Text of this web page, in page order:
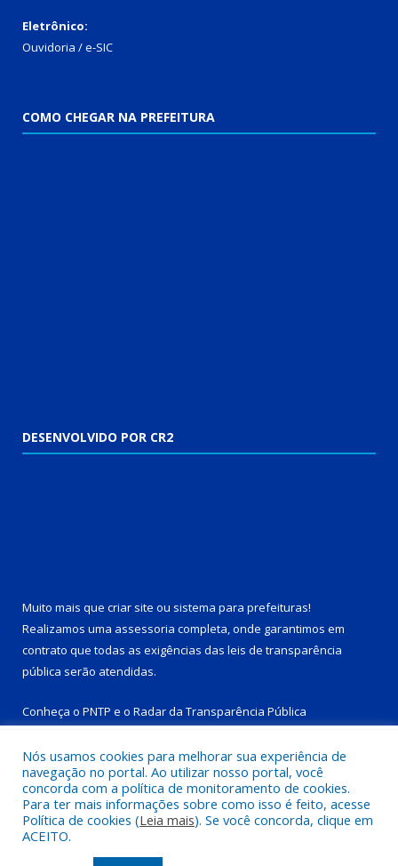
Eletrônico:
Ouvidoria /e-SIC
COMO CHEGAR NA PREFEITURA
DESENVOLVIDO POR CR2
Muito mais que criar site ou sistema para prefeituras!
Realizamos uma assessoria completa, onde garantimos em
contrato que todas as exigências das leis de transparência
pública serão atendidas.
Conheça o PNTP e o Radar da Transparência Pública
Todos os direitos reservados a Prefeitura Municipal de Tucuruí-
PA.
Nós usamos cookies para melhorar sua experiência de
navegação no portal. Ao utilizar nosso portal, você
concorda com a política de monitoramento de cookies.
Para ter mais informações sobre como isso é feito, acesse
Política de cookies (Leia mais). Se você concorda, clique em
ACEITO.